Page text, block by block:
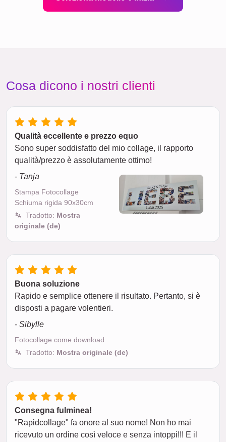
Cosa dicono i nostri clienti
Qualità eccellente e prezzo equo
Sono super soddisfatto del mio collage, il rapporto
qualità/prezzo è assolutamente ottimo!
- Tanja
Stampa Fotocollage
Schiuma rigida 90x30cm
Tradotto: Mostra
originale (de)
Buona soluzione
Rapido e semplice ottenere il risultato. Pertanto, si è
disposti a pagare volentieri.
- Sibylle
Fotocollage come download
Tradotto: Mostra originale (de)
Consegna fulminea!
"Rapidcollage" fa onore al suo nome! Non ho mai
ricevuto un ordine così veloce e senza intoppi!!! E il